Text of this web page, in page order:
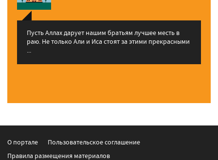
Пусть Аллах дарует нашим братьям лучшее месть в
раю. Не только Али и Иса стоят за этими прекрасными
...
О портале
Пользовательское соглашение
Правила размещения материалов